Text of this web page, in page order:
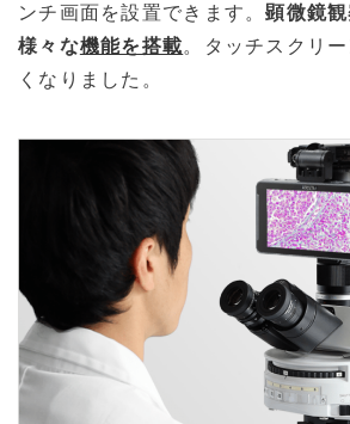
ンチ画面を設置できます。顕微鏡
様々な機能を搭載。タッチスクリ
くなりました。